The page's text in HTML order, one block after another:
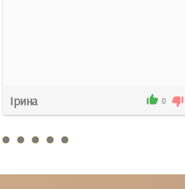
Ірина 0